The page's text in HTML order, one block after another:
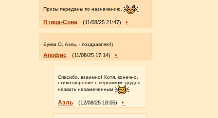
Призы переданы по назначению.
Птица-Сова (11/08/25 21:47) •
Буква О, Аэль, - поздравляю!)
Апофис (11/08/25 17:14) •
Спасибо, взаимно! Хотя, конечно,
стихотворение с пёрышком трудно
назвать незамеченным
Аэль (12/08/25 18:05) •